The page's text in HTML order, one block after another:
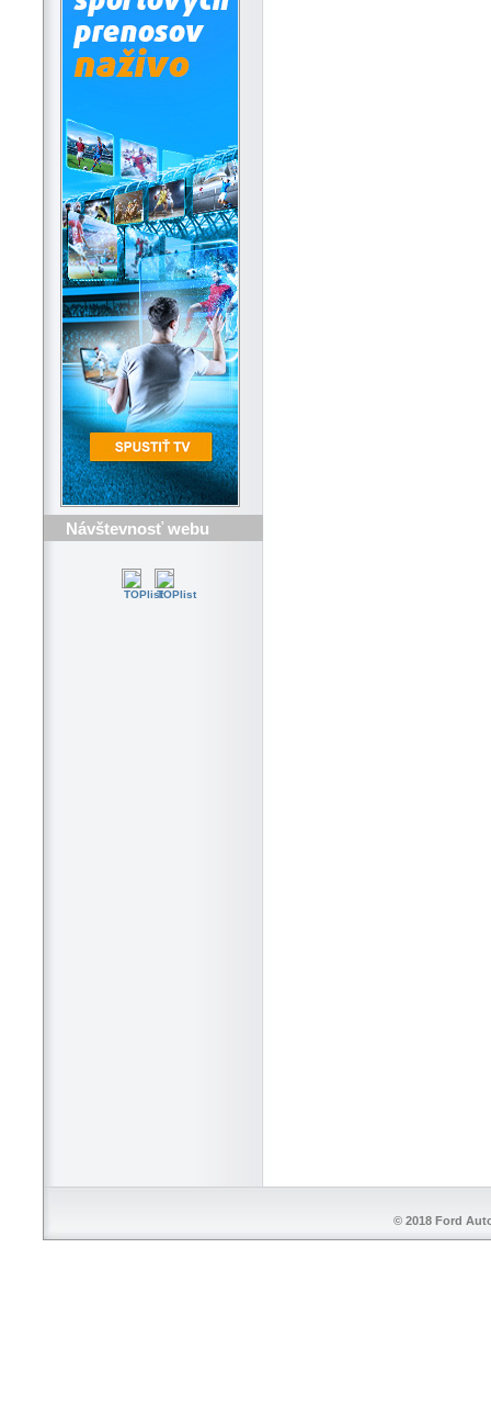
Návštevnosť webu
© 2018 Ford